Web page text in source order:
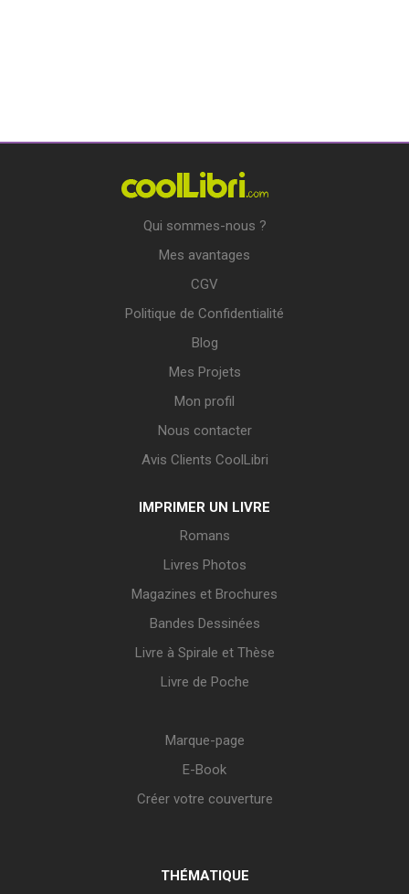
Qui sommes-nous ?
Mes avantages
CGV
Politique de Confidentialité
Blog
Mes Projets
Mon profil
Nous contacter
Avis Clients CoolLibri
IMPRIMER UN LIVRE
Romans
Livres Photos
Magazines et Brochures
Bandes Dessinées
Livre à Spirale et Thèse
Livre de Poche
Marque-page
E-Book
Créer votre couverture
THÉMATIQUE